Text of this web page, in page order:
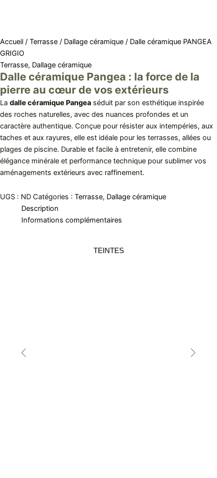
Accueil / Terrasse / Dallage céramique / Dalle céramique PANGEA
GRIGIO
Terrasse, Dallage céramique
Dalle céramique Pangea : la force de la
pierre au cœur de vos extérieurs
La dalle céramique Pangea séduit par son esthétique inspirée
des roches naturelles, avec des nuances profondes et un
caractère authentique. Conçue pour résister aux intempéries, aux
taches et aux rayures, elle est idéale pour les terrasses, allées ou
plages de piscine. Durable et facile à entretenir, elle combine
élégance minérale et performance technique pour sublimer vos
aménagements extérieurs avec raffinement.
UGS : ND Catégories : Terrasse, Dallage céramique
Description
Informations complémentaires
TEINTES